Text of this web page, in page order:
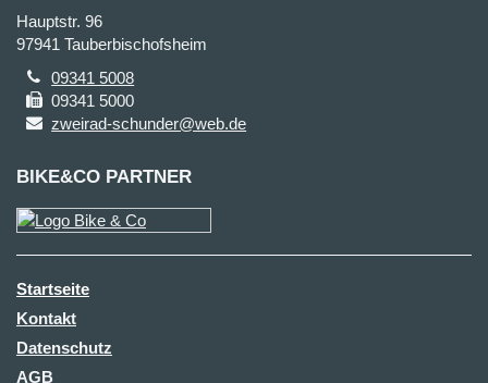
Hauptstr. 96
97941 Tauberbischofsheim
09341 5008
09341 5000
zweirad-schunder@web.de
BIKE&CO PARTNER
Startseite
Kontakt
Datenschutz
AGB